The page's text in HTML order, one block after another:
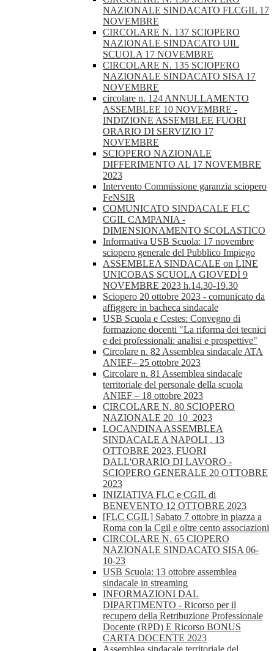
NAZIONALE SINDACATO FLCGIL 17
NOVEMBRE
CIRCOLARE N. 137 SCIOPERO
NAZIONALE SINDACATO UIL
SCUOLA 17 NOVEMBRE
CIRCOLARE N. 135 SCIOPERO
NAZIONALE SINDACATO SISA 17
NOVEMBRE
circolare n. 124 ANNULLAMENTO
ASSEMBLEE 10 NOVEMBRE -
INDIZIONE ASSEMBLEE FUORI
ORARIO DI SERVIZIO 17
NOVEMBRE
SCIOPERO NAZIONALE
DIFFERIMENTO AL 17 NOVEMBRE
2023
Intervento Commissione garanzia sciopero
FeNSIR
COMUNICATO SINDACALE FLC
CGIL CAMPANIA -
DIMENSIONAMENTO SCOLASTICO
Informativa USB Scuola: 17 novembre
sciopero generale del Pubblico Impiego
ASSEMBLEA SINDACALE on LINE
UNICOBAS SCUOLA GIOVEDÌ 9
NOVEMBRE 2023 h.14.30-19.30
Sciopero 20 ottobre 2023 - comunicato da
affiggere in bacheca sindacale
USB Scuola e Cestes: Convegno di
formazione docenti "La riforma dei tecnici
e dei professionali: analisi e prospettive"
Circolare n. 82 Assemblea sindacale ATA
ANIEF– 25 ottobre 2023
Circolare n. 81 Assemblea sindacale
territoriale del personale della scuola
ANIEF – 18 ottobre 2023
CIRCOLARE N. 80 SCIOPERO
NAZIONALE 20_10_2023
LOCANDINA ASSEMBLEA
SINDACALE A NAPOLI , 13
OTTOBRE 2023, FUORI
DALL'ORARIO DI LAVORO -
SCIOPERO GENERALE 20 OTTOBRE
2023
INIZIATIVA FLC e CGIL di
BENEVENTO 12 OTTOBRE 2023
[FLC CGIL] Sabato 7 ottobre in piazza a
Roma con la Cgil e oltre cento associazioni
CIRCOLARE N. 65 CIOPERO
NAZIONALE SINDACATO SISA 06-
10-23
USB Scuola: 13 ottobre assemblea
sindacale in streaming
INFORMAZIONI DAL
DIPARTIMENTO - Ricorso per il
recupero della Retribuzione Professionale
Docente (RPD) E Ricorso BONUS
CARTA DOCENTE 2023